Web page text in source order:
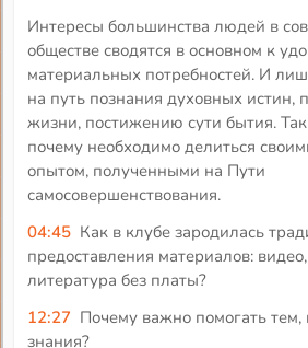
Интересы большинства людей в
обществе сводятся в основном к
материальных потребностей. И
на путь познания духовных истин,
жизни, постижению сути бытия.
почему необходимо делиться
опытом, полученными на Пути
самосовершенствования.
04:45 Как в клубе зародилась
предоставления материалов:
литература без платы?
12:27 Почему важно помогать тем,
знания?